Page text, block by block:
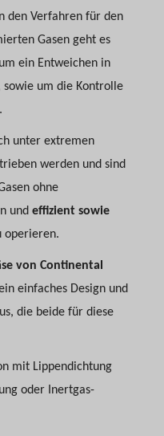
den Verfahren für den
Gasen geht es
ein Entweichen in
um die Kontrolle
unter extremen
werden und sind
ohne
und effizient sowie
operieren.
von Continental
einfaches Design und
die beide für diese
mit Lippendichtung
oder Inertgas-